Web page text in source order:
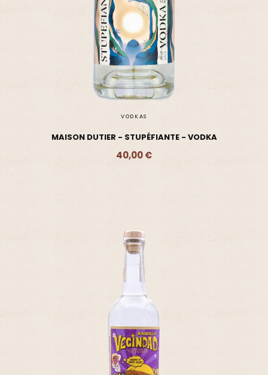
VODKAS
MAISON DUTIER - STUPÉFIANTE - VODKA
40,00 €
Ajouter - 40,00 €